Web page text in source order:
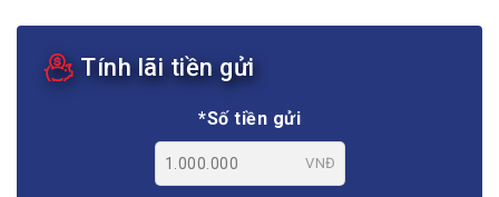
Tính lãi tiền gửi
*Số tiền gửi
VNĐ